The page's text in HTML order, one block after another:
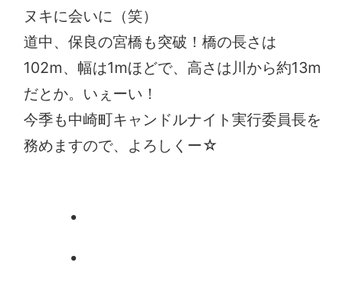
ヌキに会いに（笑）
道中、保良の宮橋も突破！橋の長さは
102m、幅は1mほどで、高さは川から約13m
だとか。いぇーい！
今季も中崎町キャンドルナイト実行委員長を
務めますので、よろしくー☆